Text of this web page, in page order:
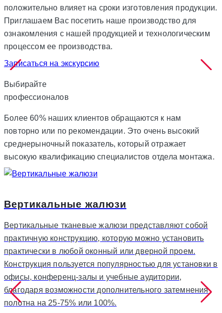
положительно влияет на сроки изготовления продукции.
Приглашаем Вас посетить наше производство для
ознакомления с нашей продукцией и технологическим
процессом ее производства.
Записаться на экскурсию
Выбирайте
профессионалов
Более 60% наших клиентов обращаются к нам
повторно или по рекомендации. Это очень высокий
среднерыночный показатель, который отражает
высокую квалификацию специалистов отдела монтажа.
Вертикальные жалюзи
Вертикальные тканевые жалюзи представляют собой
практичную конструкцию, которую можно установить
практически в любой оконный или дверной проем.
Конструкция пользуется популярностью для установки в
офисы, конференц-залы и учебные аудитории,
благодаря возможности дополнительного затемнения
полотна на 25-75% или 100%.